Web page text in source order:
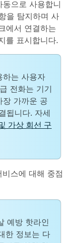
으로 사용합니
을 탐지하며 사
에서 연결하는
를 표시합니다.
하는 사용자
전화는 기기
장 가까운 공
됩니다. 자세
가상 회선 구
스에 대해 중점
예방 핫라인
한 정보는 다